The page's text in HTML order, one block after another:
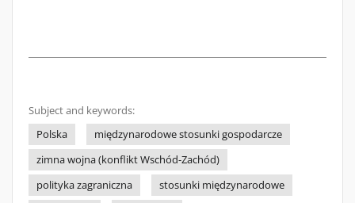
Subject and keywords:
Polska
międzynarodowe stosunki gospodarcze
zimna wojna (konflikt Wschód-Zachód)
polityka zagraniczna
stosunki międzynarodowe